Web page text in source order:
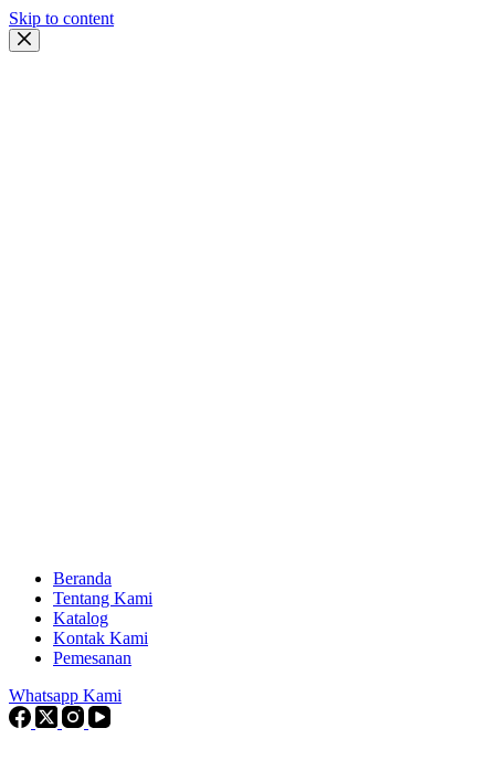
Skip to content
Beranda
Tentang Kami
Katalog
Kontak Kami
Pemesanan
Whatsapp Kami